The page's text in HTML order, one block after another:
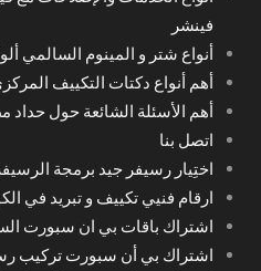
فينشر
أنواع شتر و المينوم السالمي
أهم أنواع دكتات التكييف
أهم الأسئلة الشائعة حول حداد
اتصل بنا
اختِيار رسيفر جيد برمجة الرسيفر 24 ساعة في
ارقام فنيي تكييف و تبريد في
اشتراك باقات بي ان سبورت
اشتراك بي أن سبورت تركيب